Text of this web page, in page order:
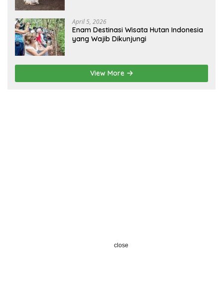
April 5, 2026
Enam Destinasi Wisata Hutan Indonesia
yang Wajib Dikunjungi
View More
close